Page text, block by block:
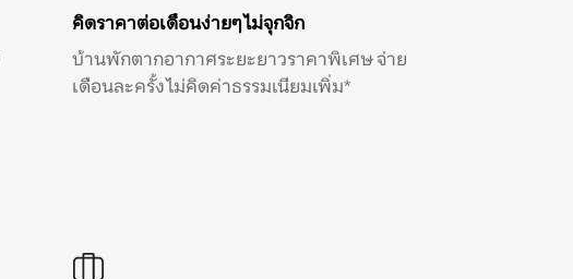
คิดราคาต่อเดือนง่ายๆ ไม่จุกจิก
บ้านพักตากอากาศระยะยาวราคาพิเศษ จ่าย
เดือนละครั้ง ไม่คิดค่าธรรมเนียมเพิ่ม*